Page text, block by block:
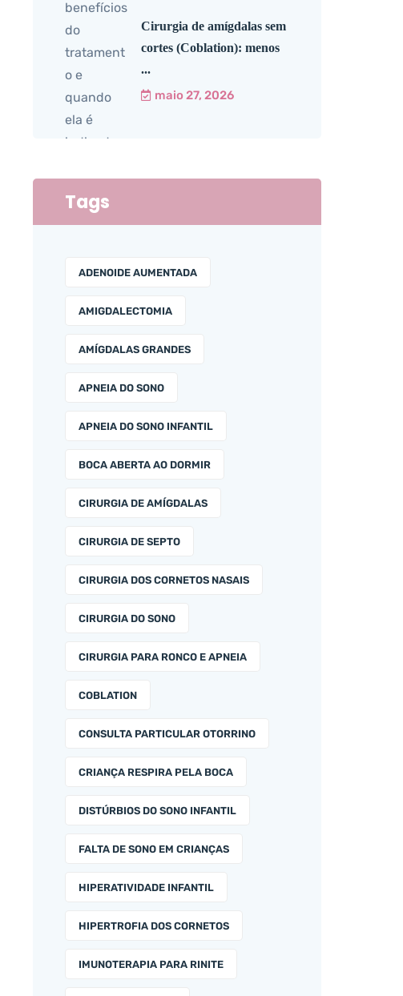
Cirurgia de amígdalas sem
cortes (Coblation): menos
...
maio 27, 2026
Tags
ADENOIDE AUMENTADA
AMIGDALECTOMIA
AMÍGDALAS GRANDES
APNEIA DO SONO
APNEIA DO SONO INFANTIL
BOCA ABERTA AO DORMIR
CIRURGIA DE AMÍGDALAS
CIRURGIA DE SEPTO
CIRURGIA DOS CORNETOS NASAIS
CIRURGIA DO SONO
CIRURGIA PARA RONCO E APNEIA
COBLATION
CONSULTA PARTICULAR OTORRINO
CRIANÇA RESPIRA PELA BOCA
DISTÚRBIOS DO SONO INFANTIL
FALTA DE SONO EM CRIANÇAS
HIPERATIVIDADE INFANTIL
HIPERTROFIA DOS CORNETOS
IMUNOTERAPIA PARA RINITE